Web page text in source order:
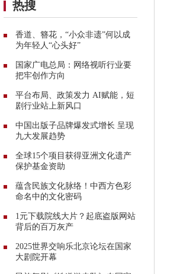
热搜
香道、簪花，“小众非遗”何以成
为年轻人“心头好”
国家广电总局：网络视听行业要
把牢创作方向
平台布局、政策发力 AI赋能，短
剧行业站上新风口
中国出版子品牌爆发式增长 呈现
九大发展趋势
全球15个项目获得亚洲文化遗产
保护基金资助
蕴含民族文化脉络！中西方色彩
命名中的文化密码
1元下载院线大片？起底盗版网站
背后的百万灰产
2025世界交响乐北京论坛在国家
大剧院开幕